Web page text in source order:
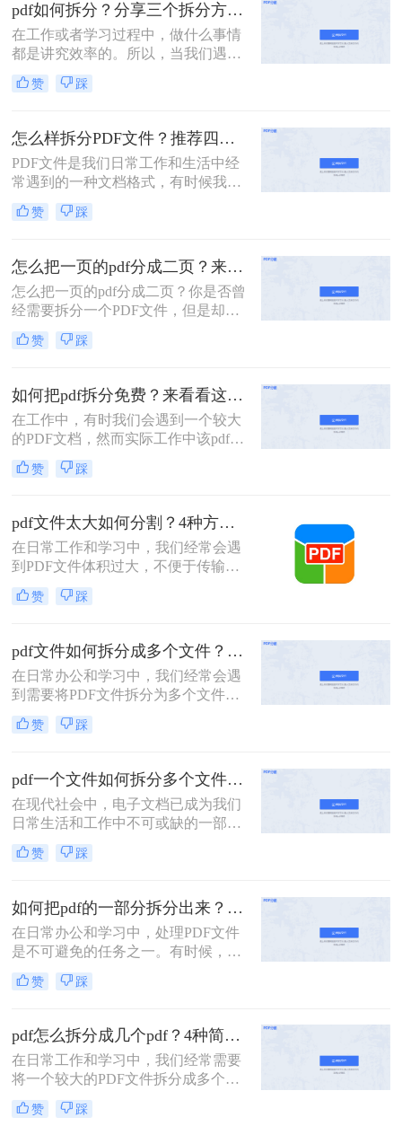
有页面，不如精准地提取所需部分，
这样既高效又专业。
pdf如何拆分？分享三个拆分方法！
在工作或者学习过程中，做什么事情
都是讲究效率的。所以，当我们遇到
内容又多篇幅又长的PDF文件时，根
本来不及花太多时间去仔细阅读，这
多个文件以便我们快速查阅。那么有
没有更加简便高效的方法可以让我们
实现这一操作呢？今天我就推荐三个
实用的方法来教你pdf如何拆分，让你
快速提高文件处理效率。
赞 踩
怎么样拆分PDF文件？推荐四个拆分PDF方法！
PDF文件是我们日常工作和生活中经
常遇到的一种文档格式，有时候我们
需要对PDF文件进行拆分，以便更好
地管理和处理。本文将为您详细介绍
理和使用。
赞 踩
怎么把一页的pdf分成二页？来看看这3个PDF拆分方法！
怎么把一页的pdf分成二页？你是否曾
经需要拆分一个PDF文件，但是却不
知道该如何下手？PDF是一种常用的
文件格式，但是在某些情况下，我们
绍几种简单的方法，帮助你轻松拆分
PDF文件。
赞 踩
如何把pdf拆分免费？来看看这2个PDF拆分方法！
在工作中，有时我们会遇到一个较大
的PDF文档，然而实际工作中该pdf文
档的内容是分模块处理的。这时我们
就可以使用PDF拆分功能，将整个
文档，方便工作中文档的传输处理和
重要内容的查找。下面我们就将介绍
如何把pdf拆分免费方法，希望能给读
者的工作带来方便。
赞 踩
pdf文件太大如何分割？4种方法教你如何快速拆分！
在日常工作和学习中，我们经常会遇
到PDF文件体积过大，不便于传输或
管理的情况。此时，将PDF文件分割
成多个较小的文件就显得尤为重要。
详细介绍几种常用的PDF文件分割方
法，帮助用户轻松应对大体积PDF文
件的处理难题。
赞 踩
pdf文件如何拆分成多个文件？这三种方法教你轻松拆分！
在日常办公和学习中，我们经常会遇
到需要将PDF文件拆分为多个文件的
需求。无论是为了方便分享、减小文
件大小，还是为了将不同章节或内容
有用的技能。那么PDF文件如何拆分
成多个文件呢？本文将介绍三种常用
的方法，帮助你轻松拆分PDF文件。
赞 踩
pdf一个文件如何拆分多个文件？教你4招高效又简单！
在现代社会中，电子文档已成为我们
日常生活和工作中不可或缺的一部
分。而PDF文件是最常见和流行的电
子文档格式之一。但有时我们可能会
型的PDF文件拆分成多个小文件，以
便更方便地阅读、共享或打印。 那
么，pdf一个文件如何拆分多个文件
呢？下面我将为您详细介绍几种简单
有效的方法。
赞 踩
如何把pdf的一部分拆分出来？这3种分割方法很简单！
在日常办公和学习中，处理PDF文件
是不可避免的任务之一。有时候，我
们需要从一份PDF文件中提取出某一
部分内容，以便与他人分享或用于其
出来呢？本文将介绍三种将PDF的一
部分拆分出来的方法。
赞 踩
pdf怎么拆分成几个pdf？4种简单方法分享~
在日常工作和学习中，我们经常需要
将一个较大的PDF文件拆分成多个较
小的PDF文件，以便于管理和分享。
那么pdf怎么拆分成几个pdf呢？以下
赞 踩